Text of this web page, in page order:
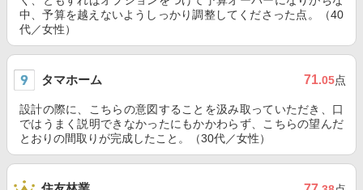
中、予算を越えないようしっかり調整してくださった点。（40
代／女性）
タマホーム 71.05点
設計の際に、こちらの意図することを汲み取っていただき、口
ではうまく説明できなかったにもかかわらず、こちらの望んだ
とおりの間取りが完成したこと。（30代／女性）